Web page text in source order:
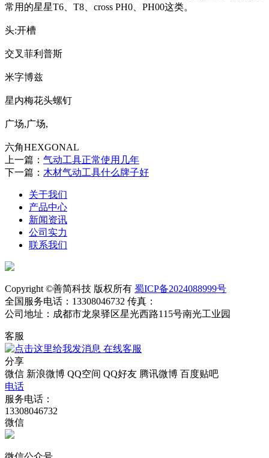
常用的星星T6、T8、cross PH0、PH00这类。
头:开槽
交叉菲利普斯
米字博兹
星内梅花头螺钉
广场,广场,
六角HEXGONAL
上一篇： 气动工具正常使用几年
下一篇： 木材气动工具什么牌子好
关于我们
产品中心
新闻资讯
公司实力
联系我们
Copyright ©善简科技 版权所有 蜀ICP备2024088999号
全国服务电话：13308046732 传真：
公司地址：成都市龙泉驿区星光西路115号南光工业园
客服
在线客服
分享
微信 新浪微博 QQ空间 QQ好友 腾讯微博 百度贴吧
电话
服务电话：
13308046732
微信